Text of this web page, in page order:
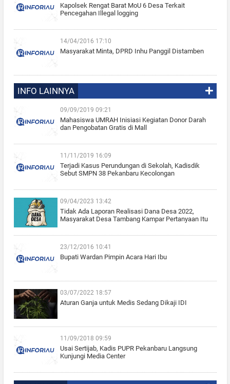
Kapolsek Rengat Barat MoU 6 Desa Terkait
Pencegahan Illegal logging
14/04/2016 17:10
Masyarakat Minta, DPRD Inhu Panggil Distamben
INFO LAINNYA
09/09/2019 09:21
Mahasiswa UMRAH Inisiasi Kegiatan Donor Darah
dan Pengobatan Gratis di Mall
11/11/2019 16:09
Terjadi Kasus Perundungan di Sekolah, Kadisdik
Sebut SMPN 38 Pekanbaru Kecolongan
09/04/2023 13:42
Tidak Ada Laporan Realisasi Dana Desa 2022,
Masyarakat Desa Tambang Kampar Pertanyaan Itu
23/12/2016 10:41
Bupati Wardan Pimpin Acara Hari Ibu
03/07/2022 18:57
Aturan Ganja untuk Medis Sedang Dikaji IDI
11/09/2018 09:59
Usai Sertijab, Kadis PUPR Pekanbaru Langsung
Kunjungi Media Center